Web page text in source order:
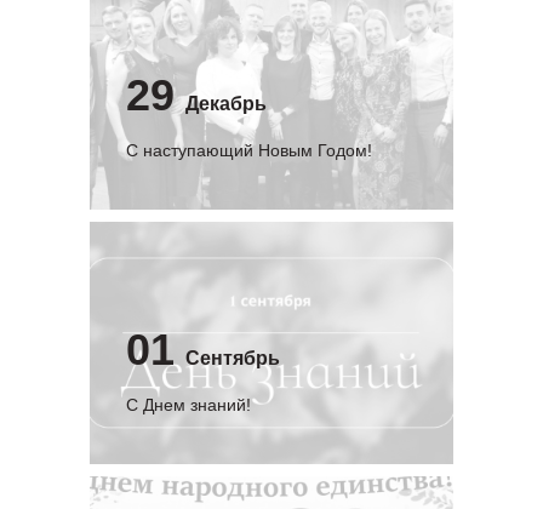
29 Декабрь
С наступающий Новым Годом!
01 Сентябрь
C Днем знаний!